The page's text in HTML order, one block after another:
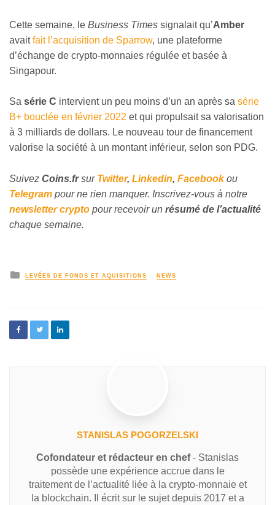
Cette semaine, le Business Times signalait qu’Amber
avaitfait l’acquisition de Sparrow, une plateforme
d’échange de crypto-monnaies régulée et basée à
Singapour.
Sa série C intervient un peu moins d’un an après sa série
B+ bouclée en février 2022 et qui propulsait sa valorisation
à 3 milliards de dollars. Le nouveau tour de financement
valorise la société à un montant inférieur, selon son PDG.
Suivez Coins.frsur Twitter, Linkedin, Facebookou
Telegram pour ne rien manquer. Inscrivez-vous à notre
newsletter crypto pour recevoir un résumé de l’actualité
chaque semaine.
LEVÉES DE FONDS ET AQUISITIONS NEWS
STANISLAS POGORZELSKI
Cofondateur et rédacteur en chef- Stanislas
possède une expérience accrue dans le
traitement de l’actualité liée à la crypto-monnaie et
la blockchain. Il écrit sur le sujet depuis 2017 et a